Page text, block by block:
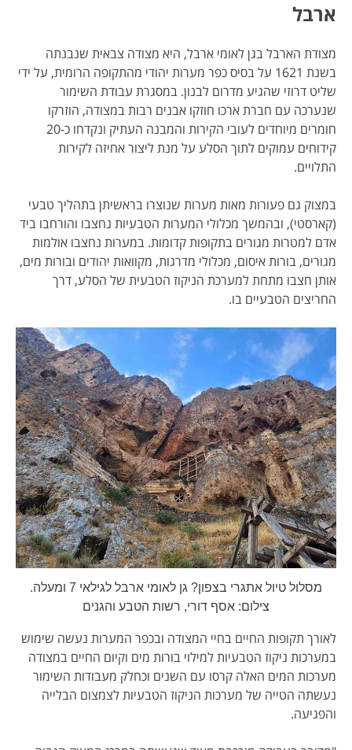
ארבל
מצודת הארבל בגן לאומי ארבל, היא מצודה צבאית שנבנתה
בשנת 1621 על בסיס כפר מערות יהודי מהתקופה הרומית, על ידי
שליט דרוזי שהגיע מדרום לבנון. במסגרת עבודת השימור
שנערכה עם חברת ארכו חוזקו אבנים רבות במצודה, הוזרקו
חומרים מיוחדים לעובי הקירות והמבנה העתיק ונקדחו כ-20
קידוחים עמוקים לתוך הסלע על מנת ליצור אחיזה לקירות
התלויים.
במצוק גם פעורות מאות מערות שנוצרו בראשיתן בתהליך טבעי
(קארסטי), ובהמשך מכלולי המערות הטבעיות נחצבו והורחבו ביד
אדם למטרות מגורים בתקופות קדומות. במערות נחצבו אולמות
מגורים, בורות איסום, מכלולי מדרגות, מקוואות יהודים ובורות מים,
אותן חצבו מתחת למערכת הניקוז הטבעית של הסלע, דרך
החריצים הטבעיים בו.
מסלול טיול אתגרי בצפון? גן לאומי ארבל לגילאי 7 ומעלה.
צילום: אסף דורי, רשות הטבע והגנים
לאורך תקופות החיים בחיי המצודה ובכפר המערות נעשה שימוש
במערכות ניקוז הטבעיות למילוי בורות מים וקיום החיים במצודה
מערכות המים האלה קרסו עם השנים וכחלק מעבודות השימור
נעשתה הטייה של מערכות הניקוז הטבעיות לצמצום הבלייה
והפגיעה.